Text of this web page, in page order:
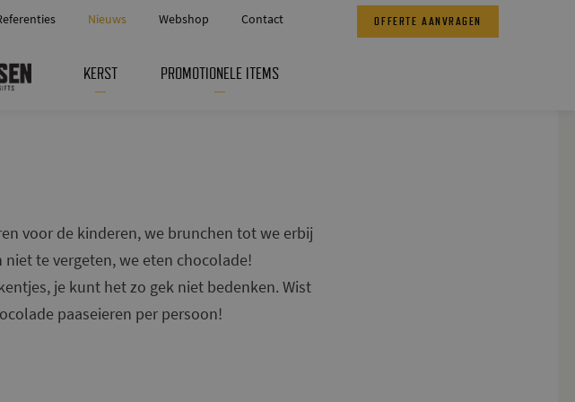
Nieuws Webshop Contact OFFERTE AANVRAGEN
KERST PROMOTIONELE ITEMS
voor de kinderen, we brunchen tot we erbij
te vergeten, we eten chocolade!
je kunt het zo gek niet bedenken. Wist
paaseieren per persoon!